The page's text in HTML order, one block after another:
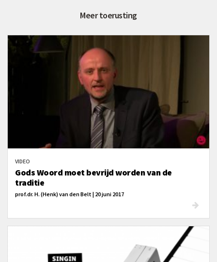
Meer toerusting
VIDEO
Gods Woord moet bevrijd worden van de
traditie
prof.dr. H. (Henk) van den Belt | 20 juni 2017